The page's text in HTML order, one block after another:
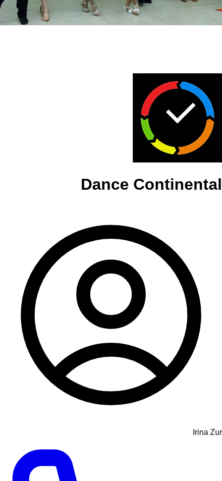
Dance Continental
Irina Zur